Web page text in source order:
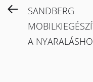
Bejegyzés
navigáció
PreviousSANDBERG
A